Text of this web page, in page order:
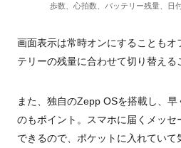
歩数、心拍数、バッテリー残量、日
画面表示は常時オンにすることもオ
テリーの残量に合わせて切り替える
また、独自のZepp OSを搭載し、早
のもポイント。スマホに届くメッセ
できるので、ポケットに入れていて